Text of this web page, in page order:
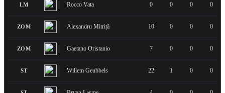
LM Rocco Vata 0 0 0 0
ZOM Alexandru Mitriță 10 0 0 0
ZOM Gaetano Oristanio 7 0 0 0
ST Willem Geubbels 22 1 0 0